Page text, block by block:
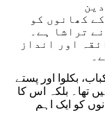
کھانوں کو
تراشا ہے۔
اور انداز
بکلوا اور پستے
تھا۔ بلکہ اس کا
کو ایک اہم